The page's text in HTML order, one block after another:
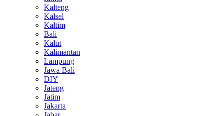
Kalteng
Kalsel
Kaltim
Bali
Kalut
Kalimantan
Lampung
Jawa Bali
DIY
Jateng
Jatim
Jakarta